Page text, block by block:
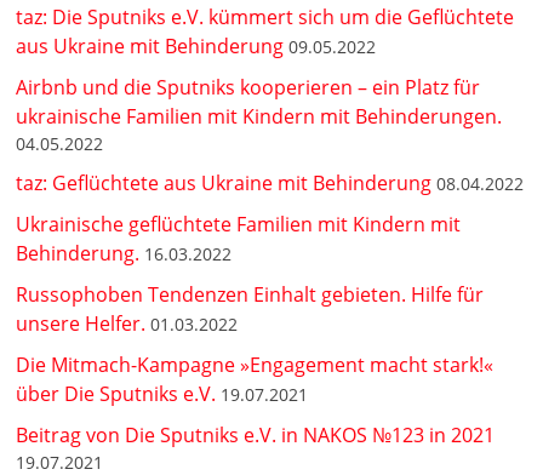
taz: Die Sputniks e.V. kümmert sich um die Geflüchtete
aus Ukraine mit Behinderung 09.05.2022
Airbnb und die Sputniks kooperieren – ein Platz für
ukrainische Familien mit Kindern mit Behinderungen.
04.05.2022
taz: Geflüchtete aus Ukraine mit Behinderung 08.04.2022
Ukrainische geflüchtete Familien mit Kindern mit
Behinderung. 16.03.2022
Russophoben Tendenzen Einhalt gebieten. Hilfe für
unsere Helfer. 01.03.2022
Die Mitmach-Kampagne »Engagement macht stark!«
über Die Sputniks e.V. 19.07.2021
Beitrag von Die Sputniks e.V. in NAKOS №123 in 2021
19.07.2021